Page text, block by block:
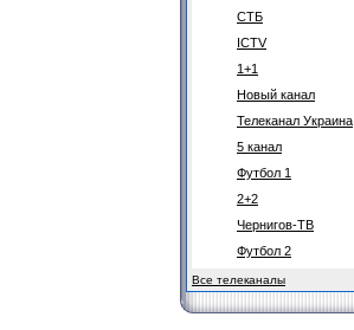
СТБ
ICTV
1+1
Новый канал
Телеканал Украина
5 канал
Футбол 1
2+2
Чернигов-ТВ
Футбол 2
Все телеканалы